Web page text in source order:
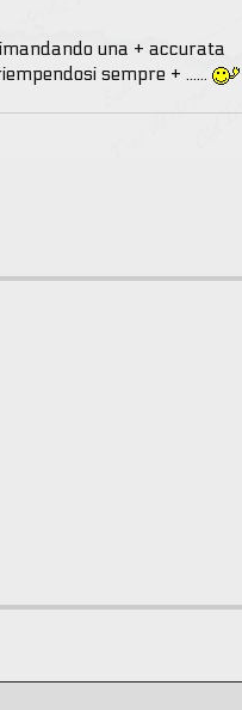
una + accurata
sempre + ......